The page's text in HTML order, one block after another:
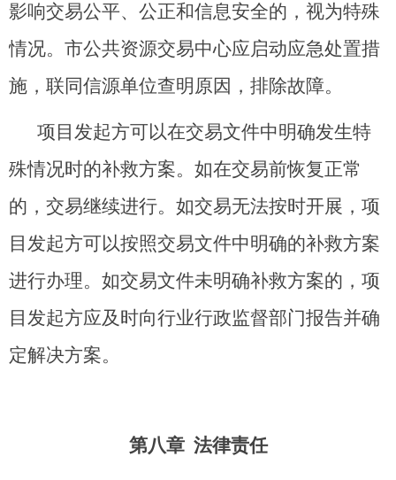
影响交易公平、公正和信息安全的，视为特殊
情况。市公共资源交易中心应启动应急处置措
施，联同信源单位查明原因，排除故障。
项目发起方可以在交易文件中明确发生特
殊情况时的补救方案。如在交易前恢复正常
的，交易继续进行。如交易无法按时开展，项
目发起方可以按照交易文件中明确的补救方案
进行办理。如交易文件未明确补救方案的，项
目发起方应及时向行业行政监督部门报告并确
定解决方案。
第八章 法律责任